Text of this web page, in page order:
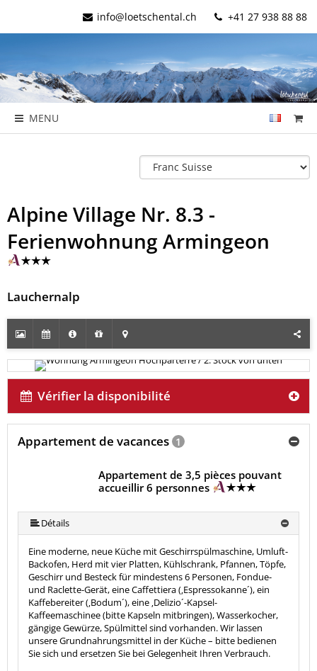
info@loetschental.ch +41 27 938 88 88
MENU
Alpine Village Nr. 8.3 -
Ferienwohnung Armingeon
Lauchernalp
Vérifier la disponibilité
Appartement de vacances 1
Appartement de 3,5 pièces pouvant
accueillir 6 personnes
Détails
Eine moderne, neue Küche mit Geschirrspülmaschine, Umluft-
Backofen, Herd mit vier Platten, Kühlschrank, Pfannen, Töpfe,
Geschirr und Besteck für mindestens 6 Personen, Fondue-
und Raclette-Gerät, eine Caffettiera (‚Espressokanne´), ein
Kaffebereiter (‚Bodum´), eine ‚Delizio´-Kapsel-
Kaffeemaschinee (bitte Kapseln mitbringen), Wasserkocher,
gängige Gewürze, Spülmittel sind vorhanden. Wir lassen
unsere Grundnahrungsmittel in der Küche – bitte bedienen
Sie sich und ersetzen Sie bei Gelegenheit Ihren Verbrauch.